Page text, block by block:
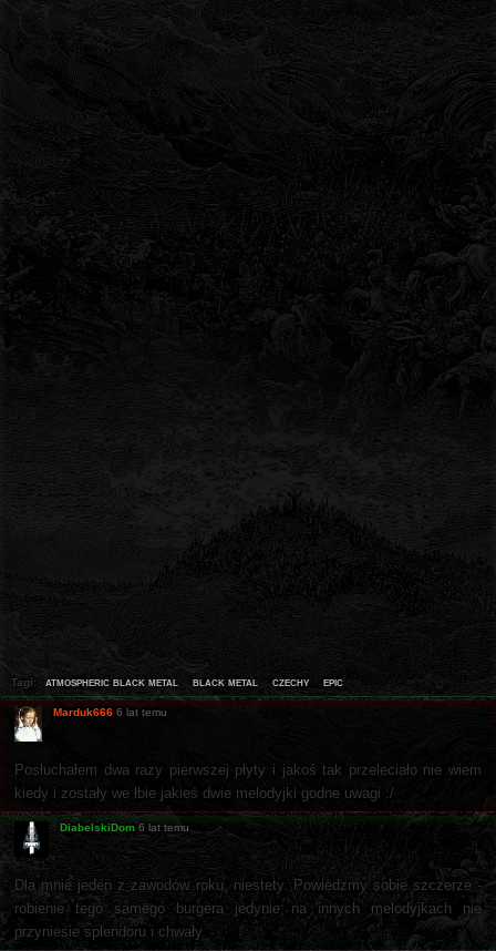
Tagi: atmospheric black metal black metal czechy epic
Marduk666 6 lat temu
Posłuchałem dwa razy pierwszej płyty i jakoś tak przeleciało nie wiem
kiedy i zostały we łbie jakieś dwie melodyjki godne uwagi :/
DiabelskiDom 6 lat temu
Dla mnie jeden z zawodów roku, niestety. Powiedzmy sobie szczerze -
robienie tego samego burgera jedynie na innych melodyjkach nie
przyniesie splendoru i chwały.